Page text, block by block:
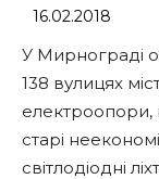
16.02.2018
У Мирнограді
138 вулицях
електроопори,
старі
світлодіодні